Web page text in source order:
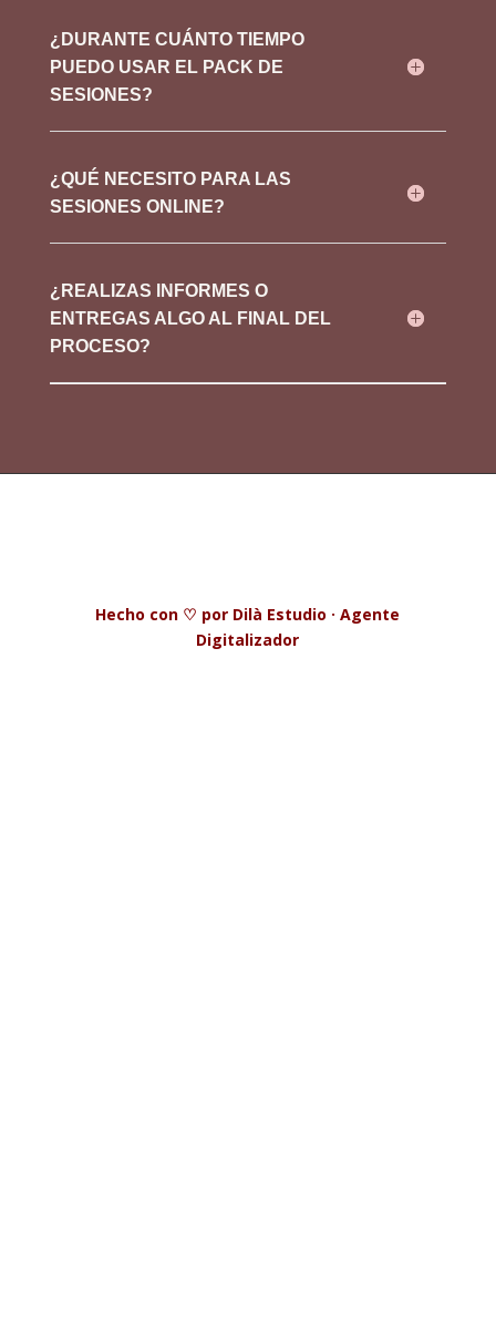
¿DURANTE CUÁNTO TIEMPO
PUEDO USAR EL PACK DE
SESIONES?
¿QUÉ NECESITO PARA LAS
SESIONES ONLINE?
¿REALIZAS INFORMES O
ENTREGAS ALGO AL FINAL DEL
PROCESO?
Hecho con ♡ por Dilà Estudio · Agente
Digitalizador